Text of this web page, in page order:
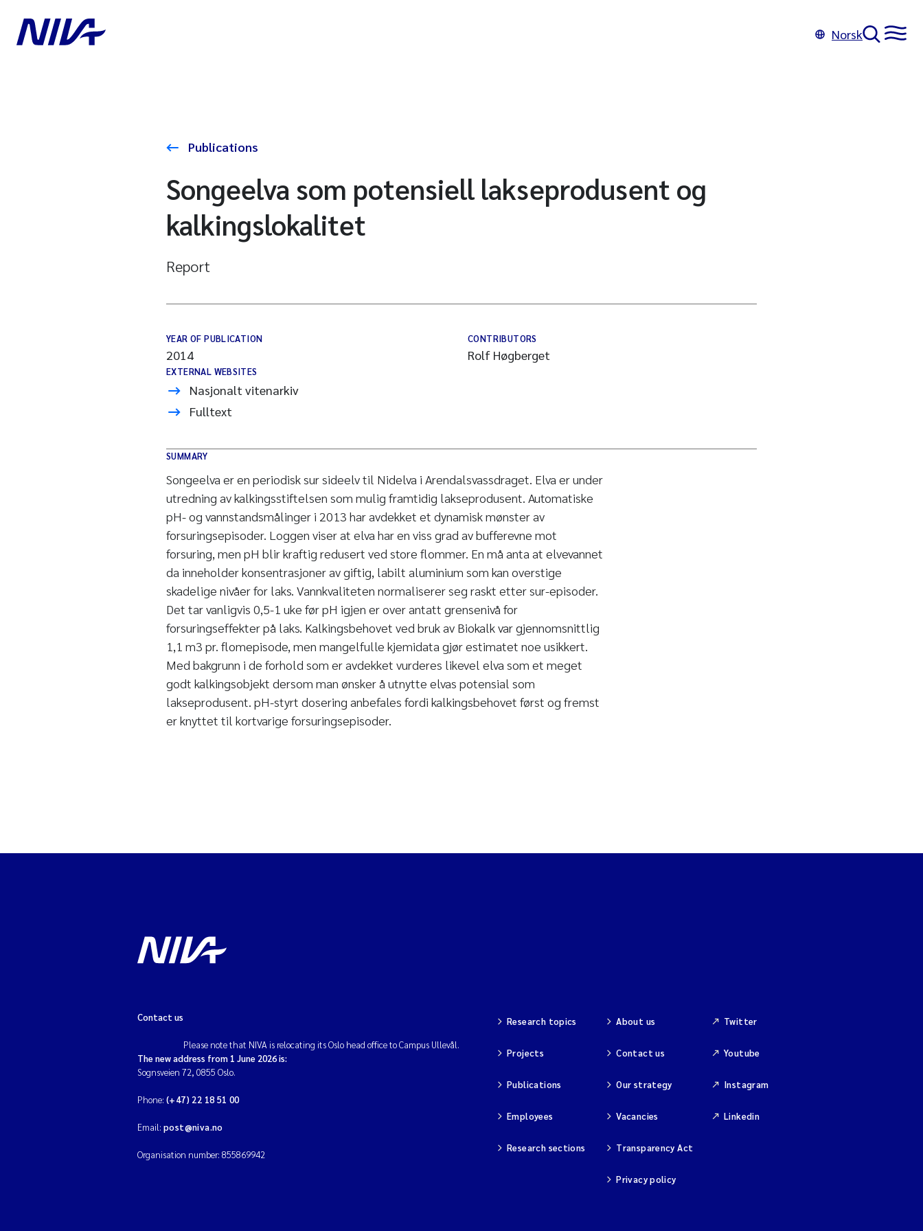
Norsk
Publications
Songeelva som potensiell lakseprodusent og
kalkingslokalitet
Report
YEAR OF PUBLICATION
2014
EXTERNAL WEBSITES
Nasjonalt vitenarkiv
Fulltext
CONTRIBUTORS
Rolf Høgberget
SUMMARY
Songeelva er en periodisk sur sideelv til Nidelva i Arendalsvassdraget. Elva er under
utredning av kalkingsstiftelsen som mulig framtidig lakseprodusent. Automatiske
pH- og vannstandsmålinger i 2013 har avdekket et dynamisk mønster av
forsuringsepisoder. Loggen viser at elva har en viss grad av bufferevne mot
forsuring, men pH blir kraftig redusert ved store flommer. En må anta at elvevannet
da inneholder konsentrasjoner av giftig, labilt aluminium som kan overstige
skadelige nivåer for laks. Vannkvaliteten normaliserer seg raskt etter sur-episoder.
Det tar vanligvis 0,5-1 uke før pH igjen er over antatt grensenivå for
forsuringseffekter på laks. Kalkingsbehovet ved bruk av Biokalk var gjennomsnittlig
1,1 m3 pr. flomepisode, men mangelfulle kjemidata gjør estimatet noe usikkert.
Med bakgrunn i de forhold som er avdekket vurderes likevel elva som et meget
godt kalkingsobjekt dersom man ønsker å utnytte elvas potensial som
lakseprodusent. pH-styrt dosering anbefales fordi kalkingsbehovet først og fremst
er knyttet til kortvarige forsuringsepisoder.
Contact us
Please note that NIVA is relocating its Oslo head office to Campus Ullevål.
The new address from 1 June 2026 is:
Sognsveien 72, 0855 Oslo.
Phone: (+47) 22 18 51 00
Email: post@niva.no
Organisation number: 855869942
Research topics
Projects
Publications
Employees
Research sections
About us
Contact us
Our strategy
Vacancies
Transparency Act
Privacy policy
Twitter
Youtube
Instagram
Linkedin